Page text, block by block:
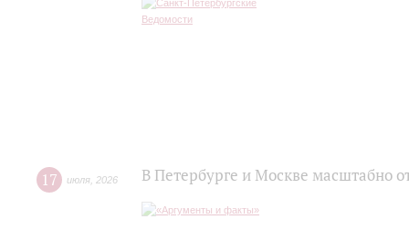
17 июля 2026 В Петербурге и Москве масштабно